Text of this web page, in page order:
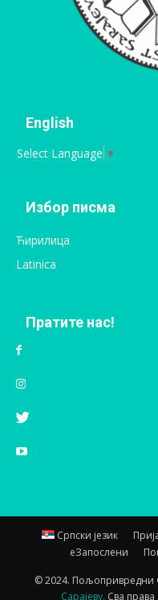
English
Select Language ▼
Избор писма
Ћирилица
Latinica
Пратите нас!
Српски језик
еЗапослени
© 2024. Пољопривредни
Сарајеву. Сва права